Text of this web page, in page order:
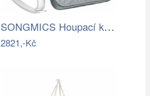
SONGMICS Houpací křeslo Faux světle šedé
2821,-Kč